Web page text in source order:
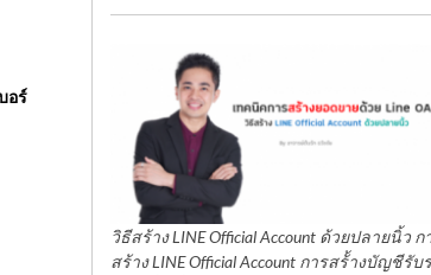
อร์
วิธีสร้าง LINE Official Account ด้วยปลายนิ้ว ก
สร้าง LINE Official Account การสร้้างบัญชีรับ